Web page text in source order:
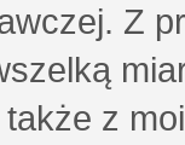
Z
z